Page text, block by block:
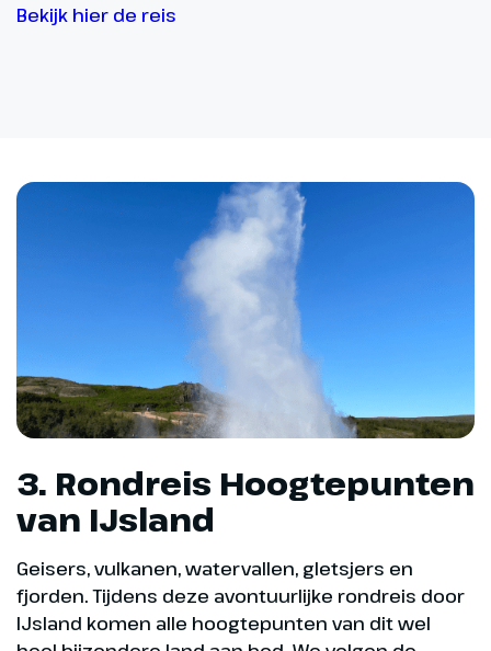
Bekijk hier de reis
3. Rondreis Hoogtepunten
van IJsland
Geisers, vulkanen, watervallen, gletsjers en
fjorden. Tijdens deze avontuurlijke rondreis door
IJsland komen alle hoogtepunten van dit wel